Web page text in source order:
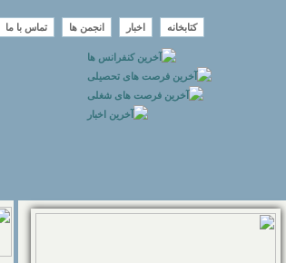
کتابخانه اخبار انجمن ها تماس با ما